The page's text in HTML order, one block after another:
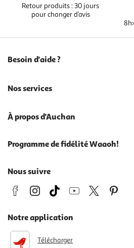
Retour produits : 30 jours
pour changer d’avis
Besoin d'aide ?
Nos services
À propos d'Auchan
Programme de fidélité Waaoh!
Nous suivre
Notre application
Télécharger